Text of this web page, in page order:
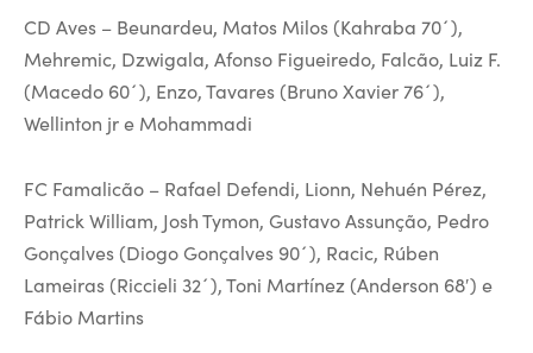
CD Aves – Beunardeu, Matos Milos (Kahraba 70´),
Mehremic, Dzwigala, Afonso Figueiredo, Falcão, Luiz F.
(Macedo 60´), Enzo, Tavares (Bruno Xavier 76´),
Wellinton jr e Mohammadi
FC Famalicão – Rafael Defendi, Lionn, Nehuén Pérez,
Patrick William, Josh Tymon, Gustavo Assunção, Pedro
Gonçalves (Diogo Gonçalves 90´), Racic, Rúben
Lameiras (Riccieli 32´), Toni Martínez (Anderson 68′) e
Fábio Martins